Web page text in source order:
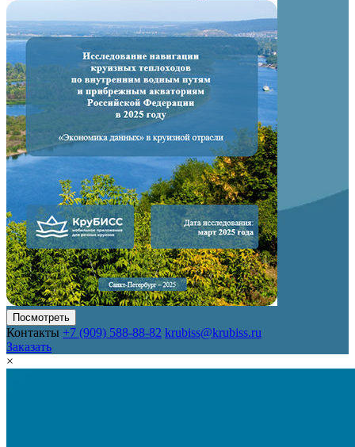
Посмотреть
Контакты +7 (909) 588-88-82 krubiss@krubiss.ru
Заказать
×